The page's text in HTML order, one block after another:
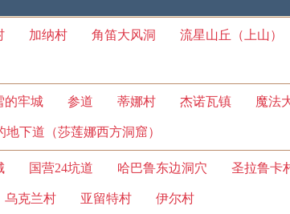
加纳村 角笛大风洞 流星山丘（上山）
的牢城 参道 蒂娜村 杰诺瓦镇 魔法
下道（莎莲娜西方洞窟）
国营24坑道 哈巴鲁东边洞穴 圣拉鲁卡
乌克兰村 亚留特村 伊尔村